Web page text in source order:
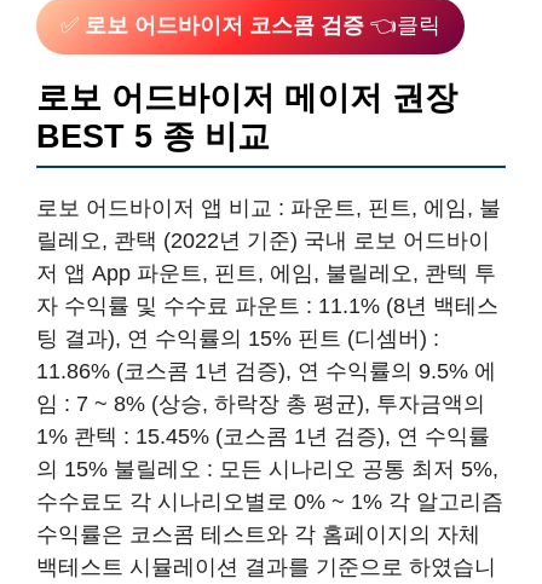
✅ 로보 어드바이저 코스콤 검증 👈클릭
로보 어드바이저 메이저 권장
BEST 5 종 비교
로보 어드바이저 앱 비교 : 파운트, 핀트, 에임, 불
릴레오, 콴택 (2022년 기준) 국내 로보 어드바이
저 앱 App 파운트, 핀트, 에임, 불릴레오, 콴텍 투
자 수익률 및 수수료 파운트 : 11.1% (8년 백테스
팅 결과), 연 수익률의 15% 핀트 (디셈버) :
11.86% (코스콤 1년 검증), 연 수익률의 9.5% 에
임 : 7 ~ 8% (상승, 하락장 총 평균), 투자금액의
1% 콴텍 : 15.45% (코스콤 1년 검증), 연 수익률
의 15% 불릴레오 : 모든 시나리오 공통 최저 5%,
수수료도 각 시나리오별로 0% ~ 1% 각 알고리즘
수익률은 코스콤 테스트와 각 홈페이지의 자체
백테스트 시뮬레이션 결과를 기준으로 하였습니